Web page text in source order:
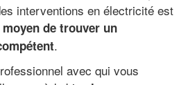
interventions en électricité est
de trouver un
.
avec qui vous